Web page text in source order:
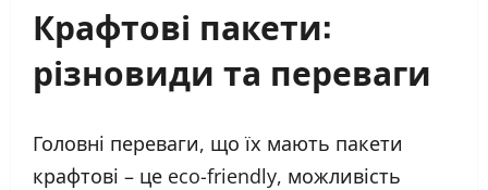
Крафтові пакети:
різновиди та переваги
Головні переваги, що їх мають пакети
крафтові – це eco-friendly, можливість